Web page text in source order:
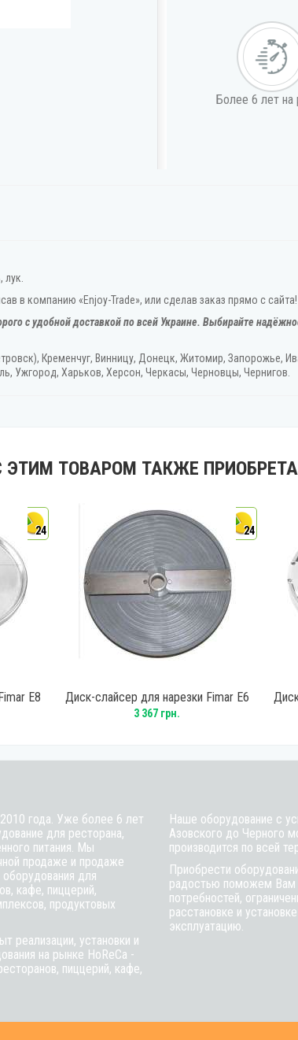
Более 6 лет на
в компанию «Enjoy-Trade», или сделав заказ прямо с сайта!
с удобной доставкой по всей Украине. Выбирайте
Кременчуг, Винницу, Донецк‎, Житомир, Запорожье,
Ужгород‎, Харьков, Херсон‎, Черкасы, Черновцы, Чернигов.
ЭТИМ ТОВАРОМ ТАКЖЕ
24
E8
24
Диск-слайсер для нарезки Fimar E6
3 367 грн.
года. Уже более 6 лет
для ресторана,
питания. Мы
продаже и продаже
оборудования для
кафе, пиццерий,
продуктовых
реализации, установки и
на рынке HoReCa -
пиццерий, кафе,
Наше оборудование с
Азовского до Черного
производится по всей
Приобрести
радостью поможем Вам
потребностей,
расстановке и
эксплуатацию.